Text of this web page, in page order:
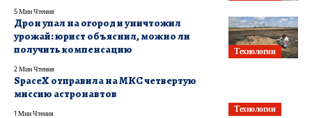
5 Мин Чтения
Технологии
Дрон упал на огород и уничтожил
урожай: юрист объяснил, можно ли
получить компенсацию
2 Мин Чтения
Технологии
SpaceX отправила на МКС четвертую
миссию астронавтов
1 Мин Чтения